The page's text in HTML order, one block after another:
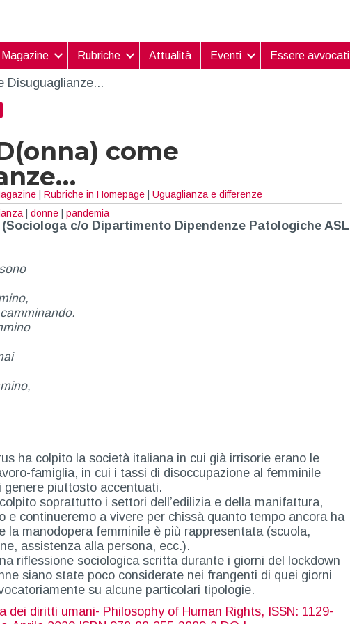
Magazine Rubriche Attualità Eventi Essere avvocati
come
Rubriche in Homepage
Uguaglianza e differenze
| donne pandemia
c/o Dipartimento Dipendenze Patologiche ASL
ha colpito la società italiana in cui già irrisorie erano le
famiglia, in cui i tassi di disoccupazione al femminile
piuttosto accentuati.
soprattutto i settori dell’edilizia e della manifattura,
e continueremo a vivere per chissà quanto tempo ancora ha
la manodopera femminile è più rappresentata (scuola,
assistenza alla persona, ecc.).
riflessione sociologica scritta durante i giorni del lockdown
siano state poco considerate nei frangenti di quei giorni
su alcune particolari tipologie.
dei diritti umani- Philosophy of Human Rights, ISSN: 1129-